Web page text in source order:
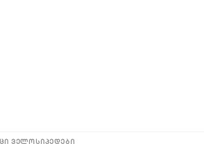
ველოსიპედები